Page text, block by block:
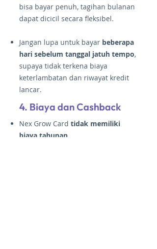
bisa bayar penuh, tagihan bulanan
dapat dicicil secara fleksibel.
Jangan lupa untuk bayar beberapa
hari sebelum tanggal jatuh tempo,
supaya tidak terkena biaya
keterlambatan dan riwayat kredit
lancar.
4. Biaya dan Cashback
Nex Grow Card tidak memiliki
biaya tahunan